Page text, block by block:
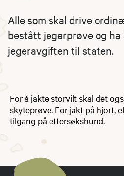
Alle som skal drive
bestått jegerprøve og
jegeravgiften til staten.
For å jakte storvilt skal det
skyteprøve. For jakt på hjort,
tilgang på ettersøkshund.